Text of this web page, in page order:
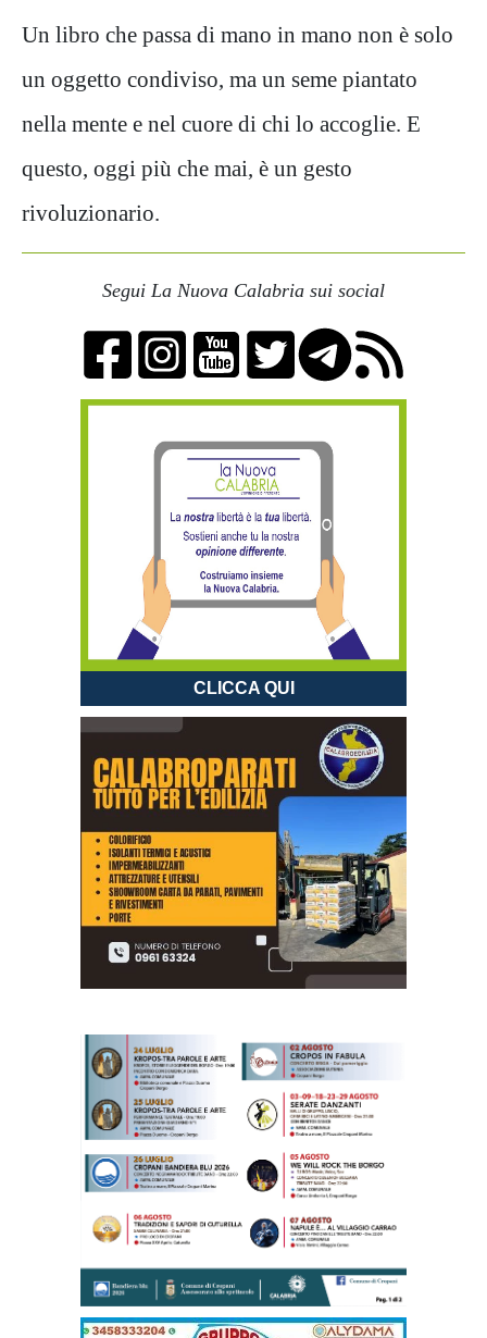
Un libro che passa di mano in mano non è solo
un oggetto condiviso, ma un seme piantato
nella mente e nel cuore di chi lo accoglie. E
questo, oggi più che mai, è un gesto
rivoluzionario.
Segui La Nuova Calabria sui social
CLICCA QUI